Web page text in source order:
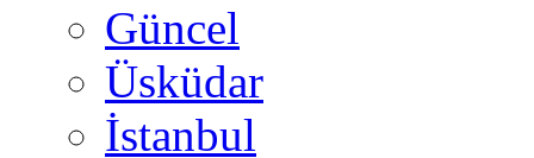
Güncel
Üsküdar
İstanbul